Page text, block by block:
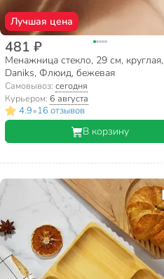
Лучшая цена
481 ₽
Менажница стекло, 29 см, круглая,
Daniks, Флюид, бежевая
Самовывоз: сегодня
Курьером: 6 августа
4.9•16 отзывов
В корзину